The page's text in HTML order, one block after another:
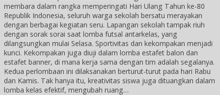
membara dalam rangka memperingati Hari Ulang Tahun ke-80
Republik Indonesia, seluruh warga sekolah bersatu merayakan
dengan berbagai kegiatan seru. Lapangan sekolah tampak riuh
dengan sorak sorai saat lomba futsal antarkelas, yang
dilangsungkan mulai Selasa. Sportivitas dan kekompakan menjadi
kunci. Kekompakan juga diuji dalam lomba estafet balon dan
estafet banner, di mana kerja sama dengan tim adalah segalanya.
Kedua perlombaan ini dilaksanakan berturut-turut pada hari Rabu
dan Kamis. Tak hanya itu, kreativitas siswa juga dituangkan dalam
lomba kelas efektif, mengubah ruang…